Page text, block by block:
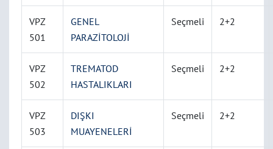
VPZ
501
GENEL
PARAZİTOLOJİ
Seçmeli 2+2
VPZ
502
TREMATOD
HASTALIKLARI
Seçmeli 2+2
VPZ
503
DIŞKI
MUAYENELERİ
Seçmeli 2+2